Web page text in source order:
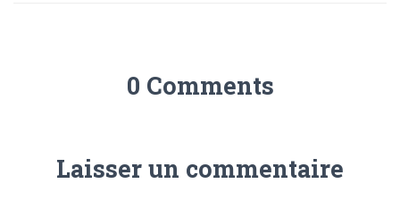
0 Comments
Laisser un commentaire